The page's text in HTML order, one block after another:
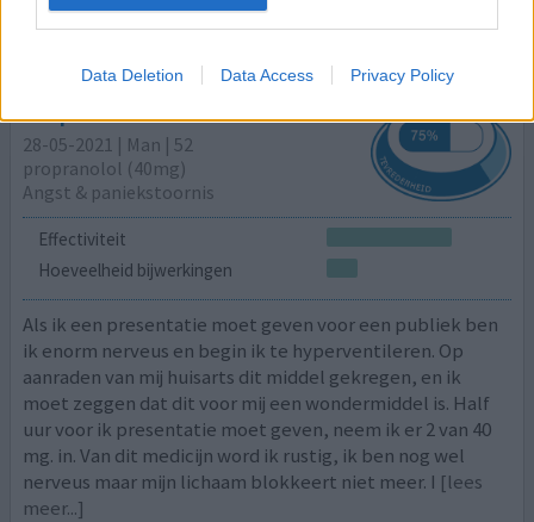
Data Deletion Data Access Privacy Policy
Propranolol
28-05-2021 | Man | 52
propranolol (40mg)
Angst & paniekstoornis
Effectiviteit
Hoeveelheid bijwerkingen
Als ik een presentatie moet geven voor een publiek ben
ik enorm nerveus en begin ik te hyperventileren. Op
aanraden van mij huisarts dit middel gekregen, en ik
moet zeggen dat dit voor mij een wondermiddel is. Half
uur voor ik presentatie moet geven, neem ik er 2 van 40
mg. in. Van dit medicijn word ik rustig, ik ben nog wel
nerveus maar mijn lichaam blokkeert niet meer. I [lees
meer...]